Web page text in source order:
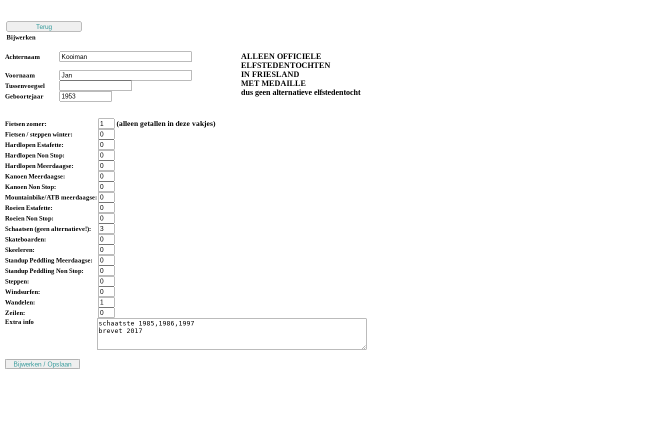
Bijwerken
Achternaam
ALLEEN OFFICIELE
ELFSTEDENTOCHTEN
IN FRIESLAND
MET MEDAILLE
dus geen alternatieve elfstedentocht
Voornaam
Tussenvoegsel
Geboortejaar
Fietsen zomer: (alleen getallen in deze vakjes)
Fietsen / steppen winter:
Hardlopen Estafette:
Hardlopen Non Stop:
Hardlopen Meerdaagse:
Kanoen Meerdaagse:
Kanoen Non Stop:
Mountainbike/ATB meerdaagse:
Roeien Estafette:
Roeien Non Stop:
Schaatsen (geen alternatieve!):
Skateboarden:
Skeeleren:
Standup Peddling Meerdaagse:
Standup Peddling Non Stop:
Steppen:
Windsurfen:
Wandelen:
Zeilen:
Extra info